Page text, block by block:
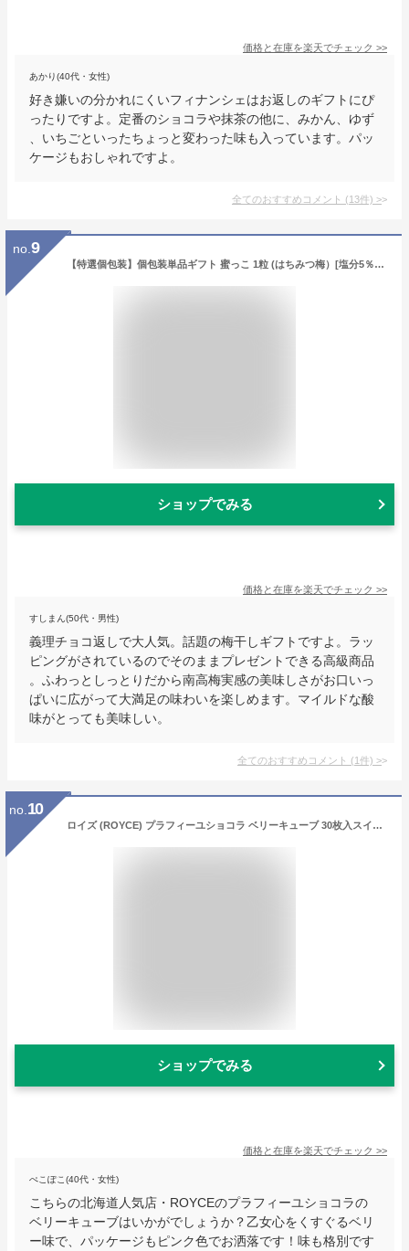
価格と在庫を楽天でチェック >>
あかり(40代・女性)
好き嫌いの分かれにくいフィナンシェはお返しのギフトにぴ
ったりですよ。定番のショコラや抹茶の他に、みかん、ゆず
、いちごといったちょっと変わった味も入っています。パッ
ケージもおしゃれですよ。
全てのおすすめコメント (13件) >
no. 9
【特選個包装】個包装単品ギフト 蜜っこ 1粒 (はちみつ梅）[塩分5％]（ホワイトデー お返し 子供 プチギフト 梅干し 梅干 石神邑 石神 南高梅 ギフト プレゼント お取り寄せ おしゃれ かわいい 内祝 内祝 引出物 引き物 個包装 小分け はちみつ）
ショップでみる
価格と在庫を楽天でチェック >>
すしまん(50代・男性)
義理チョコ返しで大人気。話題の梅干しギフトですよ。ラッ
ピングがされているのでそのままプレゼントできる高級商品
。ふわっとしっとりだから南高梅実感の美味しさがお口いっ
ぱいに広がって大満足の味わいを楽しめます。マイルドな酸
味がとっても美味しい。
全てのおすすめコメント (1件) >
no. 10
ロイズ (ROYCE) プラフィーユショコラ ベリーキューブ 30枚入スイーツ プレゼント ギフト プチギフト 誕生日 内祝い 北海道 お土産 贈り物
ショップでみる
価格と在庫を楽天でチェック >>
ぺこぽこ(40代・女性)
こちらの北海道人気店・ROYCEのプラフィーユショコラの
ベリーキューブはいかがでしょうか？乙女心をくすぐるベリ
ー味で、パッケージもピンク色でお洒落です！味も格別です